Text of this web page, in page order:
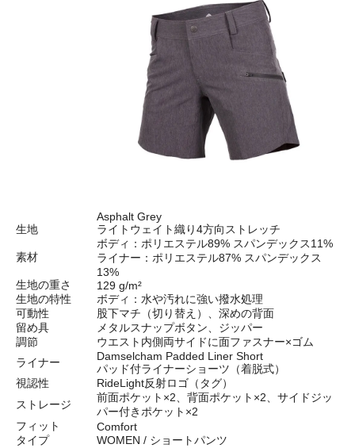
Asphalt Grey
生地
ライトウェイト織り4方向ストレッチ
素材
ボディ：ポリエステル89% スパンデックス11%
ライナー：ポリエステル87% スパンデックス
13%
生地の重さ
129 g/m²
生地の特性
ボディ：水や汚れに強い撥水処理
可動性
股下マチ（切り替え）、深めの背面
留め具
メタルスナップボタン、ジッパー
調節
ウエスト内側両サイドに面ファスナー×ゴム
ライナー
Damselcham Padded Liner Short
パッド付ライナーショーツ（着脱式）
視認性
RideLight反射ロゴ（タグ）
ストレージ
前面ポケット×2、背面ポケット×2、サイドジッ
パー付きポケット×2
フィット
Comfort
タイプ
WOMEN / ショートパンツ